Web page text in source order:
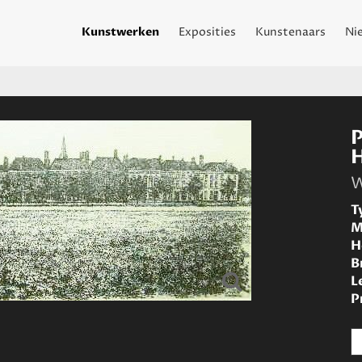
Kunstwerken Exposities Kunstenaars